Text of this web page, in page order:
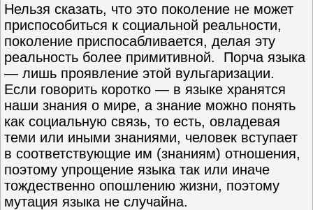
Нельзя сказать, что это поколение не может
приспособиться к социальной реальности,
поколение приспосабливается, делая эту
реальность более примитивной. Порча языка
— лишь проявление этой вульгаризации.
Если говорить коротко — в языке хранятся
наши знания о мире, а знание можно понять
как социальную связь, то есть, овладевая
теми или иными знаниями, человек вступает
в соответствующие им (знаниям) отношения,
поэтому упрощение языка так или иначе
тождественно опошлению жизни, поэтому
мутация языка не случайна.